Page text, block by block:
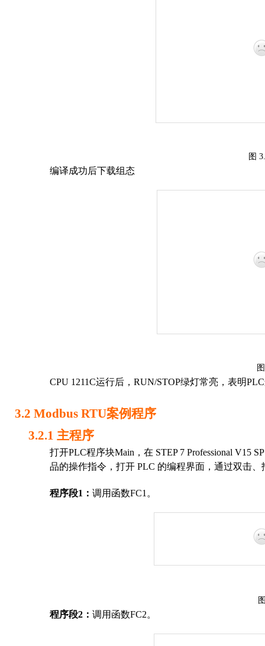
图
编译成功后下载组态
图
CPU 1211C运行后， RUN/STOP绿灯常亮，表明PLC
3.2 Modbus RTU案例程序
3.2.1 主程序
打开PLC程序块Main ，在 STEP 7 Professional V15
品的操作指令，打开 PLC 的编程界面，通过双击
程序段1 ： 调用 函数FC1 。
程序段2 ： 调用 函数FC2。